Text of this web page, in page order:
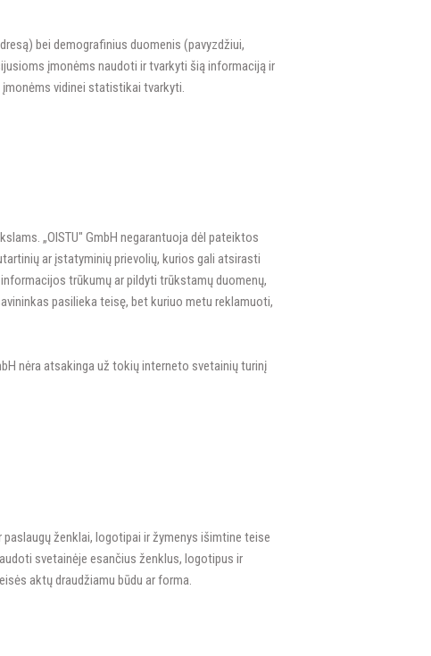
bei demografinius duomenis (pavyzdžiui,
įmonėms naudoti ir tvarkyti šią informaciją ir
vidinei statistikai tvarkyti.
„OISTU" GmbH negarantuoja dėl pateiktos
ar įstatyminių prievolių, kurios gali atsirasti
trūkumų ar pildyti trūkstamų duomenų,
pasilieka teisę, bet kuriuo metu reklamuoti,
nėra atsakinga už tokių interneto svetainių turinį
ženklai, logotipai ir žymenys išimtine teise
svetainėje esančius ženklus, logotipus ir
aktų draudžiamu būdu ar forma.